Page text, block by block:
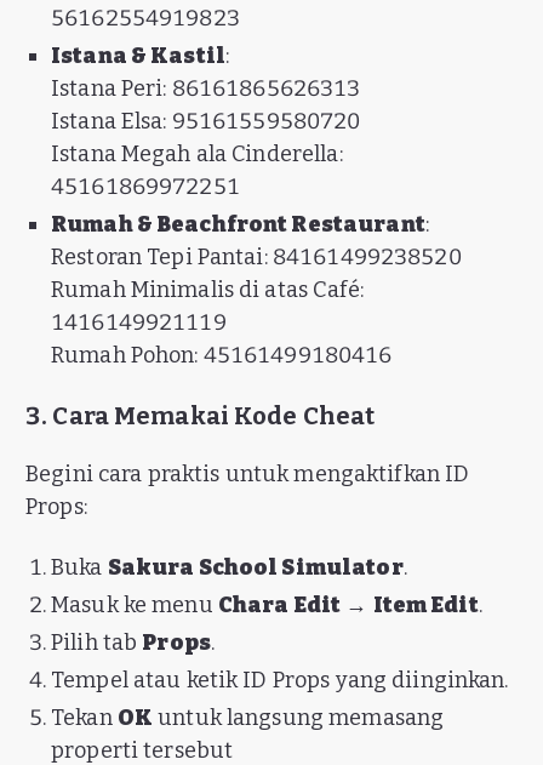
56162554919823
Istana & Kastil:
Istana Peri: 86161865626313
Istana Elsa: 95161559580720
Istana Megah ala Cinderella:
45161869972251
Rumah & Beachfront Restaurant:
Restoran Tepi Pantai: 84161499238520
Rumah Minimalis di atas Café:
1416149921119
Rumah Pohon: 45161499180416
3. Cara Memakai Kode Cheat
Begini cara praktis untuk mengaktifkan ID
Props:
Buka Sakura School Simulator.
Masuk ke menu Chara Edit → Item Edit.
Pilih tab Props.
Tempel atau ketik ID Props yang diinginkan.
Tekan OK untuk langsung memasang
properti tersebut